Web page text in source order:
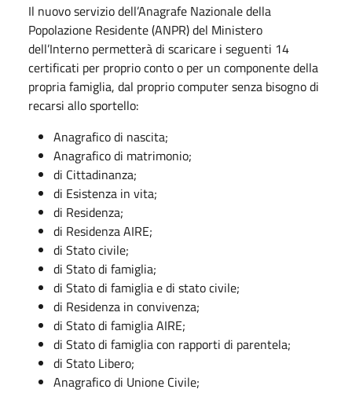
Il nuovo servizio dell’Anagrafe Nazionale della
Popolazione Residente (ANPR) del Ministero
dell’Interno permetterà di scaricare i seguenti 14
certificati per proprio conto o per un componente della
propria famiglia, dal proprio computer senza bisogno di
recarsi allo sportello:
Anagrafico di nascita;
Anagrafico di matrimonio;
di Cittadinanza;
di Esistenza in vita;
di Residenza;
di Residenza AIRE;
di Stato civile;
di Stato di famiglia;
di Stato di famiglia e di stato civile;
di Residenza in convivenza;
di Stato di famiglia AIRE;
di Stato di famiglia con rapporti di parentela;
di Stato Libero;
Anagrafico di Unione Civile;